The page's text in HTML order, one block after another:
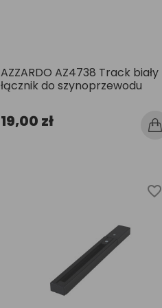
AZZARDO AZ4738 Track biały
łącznik do szynoprzewodu
19,00 zł
favorite_border